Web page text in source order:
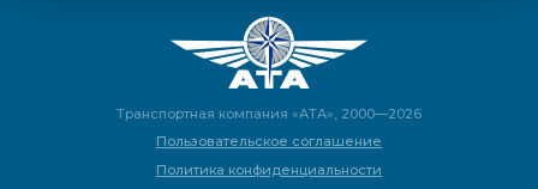
Транспортная компания «АТА», 2000—2026
Пользовательское соглашение
Политика конфиденциальности